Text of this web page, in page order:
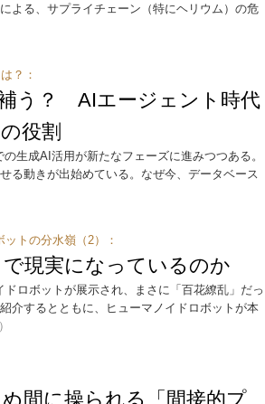
よる、サプライチェーン（特にヘリウム）の危
？：
う？ AIエージェント時代
役割
生成AI活用が新たなフェーズに進みつつある。
る動きが出始めている。なぜ今、データベース
トの分水嶺（2）：
現実になっているのか
ドロボットが展示され、まさに「百花繚乱」だっ
介するとともに、ヒューマノイドロボットが本
間に操られる「間接的プ